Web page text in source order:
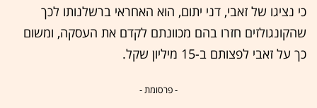
כי נציגו של זאבי, דני יתום, הוא האחראי ברשלנותו לכך
שהקונגולזים חזרו בהם מכוונתם לקדם את העסקה, ומשום
כך על זאבי לפצותם ב-15 מיליון שקל.
- פרסומת -